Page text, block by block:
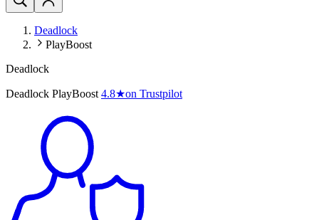
Deadlock
PlayBoost
Deadlock
Deadlock PlayBoost 4.8★on Trustpilot